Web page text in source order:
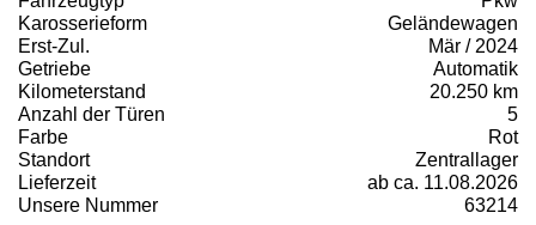
Karosserieform
Geländewagen
Erst-Zul.
Mär / 2024
Getriebe
Automatik
Kilometerstand
20.250 km
Anzahl der Türen
5
Farbe
Rot
Standort
Zentrallager
Lieferzeit
ab ca. 11.08.2026
Unsere Nummer
63214